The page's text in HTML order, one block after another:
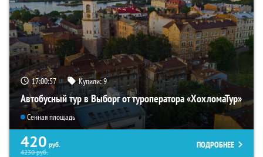
17:00:56 Купили:9
Автобусный тур в Выборг от туроператора «ХохломаТур»
Сенная площадь
420 руб.
4230руб.
ПОДРОБНЕЕ